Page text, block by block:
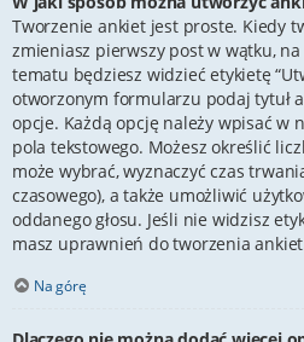
Tworzenie ankiet jest proste. Kiedy
zmieniasz pierwszy post w wątku,
tematu będziesz widzieć etykietę
otworzonym formularzu podaj tytuł
opcje. Każdą opcję należy wpisać w
pola tekstowego. Możesz określić
może wybrać, wyznaczyć czas
czasowego), a także umożliwić
oddanego głosu. Jeśli nie widzisz
masz uprawnień do tworzenia
Na górę